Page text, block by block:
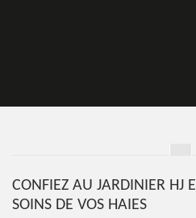
CONFIEZ AU JARDINIER HJ
SOINS DE VOS HAIES